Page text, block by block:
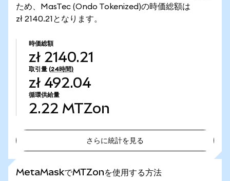
ため、MasTec (Ondo Tokenized)の時価総額は
zł 2140.21となります。
時価総額
zł 2140.21
取引量 (24時間)
zł 492.04
循環供給量
2.22 MTZon
さらに統計を見る
MetaMaskでMTZonを使用する方法